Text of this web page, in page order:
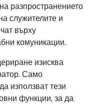
разпространението
служителите и
върху
комуникации.
изисква
Само
използват тези
функции, за да